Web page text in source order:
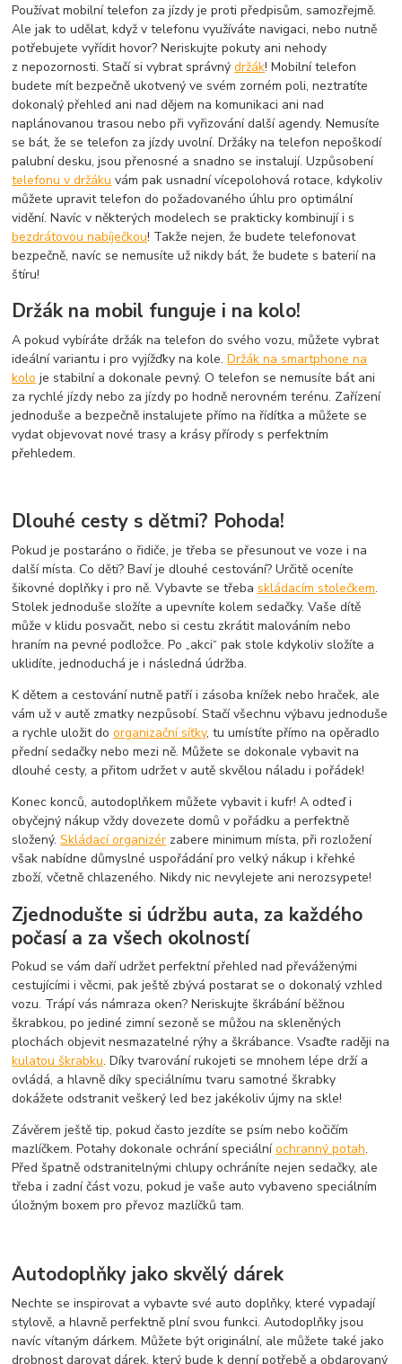
Používat mobilní telefon za jízdy je proti předpisům, samozřejmě.
Ale jak to udělat, když v telefonu využíváte navigaci, nebo nutně
potřebujete vyřídit hovor? Neriskujte pokuty ani nehody
z nepozornosti. Stačí si vybrat správnýdržák! Mobilní telefon
budete mít bezpečně ukotvený ve svém zorném poli, neztratíte
dokonalý přehled ani nad dějem na komunikaci ani nad
naplánovanou trasou nebo při vyřizování další agendy. Nemusíte
se bát, že se telefon za jízdy uvolní. Držáky na telefon nepoškodí
palubní desku, jsou přenosné a snadno se instalují. Uzpůsobení
telefonu v držáku vám pak usnadní vícepolohová rotace, kdykoliv
můžete upravit telefon do požadovaného úhlu pro optimální
vidění. Navíc v některých modelech se prakticky kombinují i s
bezdrátovou nabíječkou! Takže nejen, že budete telefonovat
bezpečně, navíc se nemusíte už nikdy bát, že budete s baterií na
štíru!
Držák na mobil funguje i na kolo!
A pokud vybíráte držák na telefon do svého vozu, můžete vybrat
ideální variantu i pro vyjížďky na kole.Držák na smartphone na
kolo je stabilní a dokonale pevný. O telefon se nemusíte bát ani
za rychlé jízdy nebo za jízdy po hodně nerovném terénu. Zařízení
jednoduše a bezpečně instalujete přímo na řídítka a můžete se
vydat objevovat nové trasy a krásy přírody s perfektním
přehledem.
Dlouhé cesty s dětmi? Pohoda!
Pokud je postaráno o řidiče, je třeba se přesunout ve voze i na
další místa. Co děti? Baví je dlouhé cestování? Určitě oceníte
šikovné doplňky i pro ně. Vybavte se třebaskládacím stolečkem.
Stolek jednoduše složíte a upevníte kolem sedačky. Vaše dítě
může v klidu posvačit, nebo si cestu zkrátit malováním nebo
hraním na pevné podložce. Po „akci“ pak stole kdykoliv složíte a
uklidíte, jednoduchá je i následná údržba.
K dětem a cestování nutně patří i zásoba knížek nebo hraček, ale
vám už v autě zmatky nezpůsobí. Stačí všechnu výbavu jednoduše
a rychle uložit doorganizační síťky, tu umístíte přímo na opěradlo
přední sedačky nebo mezi ně. Můžete se dokonale vybavit na
dlouhé cesty, a přitom udržet v autě skvělou náladu i pořádek!
Konec konců, autodoplňkem můžete vybavit i kufr! A odteď i
obyčejný nákup vždy dovezete domů v pořádku a perfektně
složený.Skládací organizér zabere minimum místa, při rozložení
však nabídne důmyslné uspořádání pro velký nákup i křehké
zboží, včetně chlazeného. Nikdy nic nevylejete ani nerozsypete!
Zjednodušte si údržbu auta, za každého
počasí a za všech okolností
Pokud se vám daří udržet perfektní přehled nad převáženými
cestujícími i věcmi, pak ještě zbývá postarat se o dokonalý vzhled
vozu. Trápí vás námraza oken? Neriskujte škrábání běžnou
škrabkou, po jediné zimní sezoně se můžou na skleněných
plochách objevit nesmazatelné rýhy a škrábance. Vsaďte raději na
kulatou škrabku. Díky tvarování rukojeti se mnohem lépe drží a
ovládá, a hlavně díky speciálnímu tvaru samotné škrabky
dokážete odstranit veškerý led bez jakékoliv újmy na skle!
Závěrem ještě tip, pokud často jezdíte se psím nebo kočičím
mazlíčkem. Potahy dokonale ochrání speciálníochranný potah.
Před špatně odstranitelnými chlupy ochráníte nejen sedačky, ale
třeba i zadní část vozu, pokud je vaše auto vybaveno speciálním
úložným boxem pro převoz mazlíčků tam.
Autodoplňky jako skvělý dárek
Nechte se inspirovat a vybavte své auto doplňky, které vypadají
stylově, a hlavně perfektně plní svou funkci. Autodoplňky jsou
navíc vítaným dárkem. Můžete být originální, ale můžete také jako
drobnost darovat dárek, který bude k denní potřebě a obdarovaný